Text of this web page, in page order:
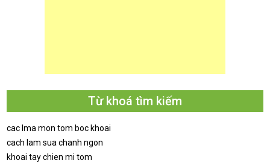
Từ khoá tìm kiếm
cac lma mon tom boc khoai
cach lam sua chanh ngon
khoai tay chien mi tom